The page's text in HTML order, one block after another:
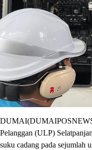
Pelanggan (ULP)
suku cadang pada sejumlah